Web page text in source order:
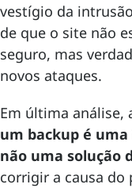
vestígio da
de que o site não
seguro, mas
novos ataques.
Em última análise,
um backup é
não uma solução
corrigir a causa do